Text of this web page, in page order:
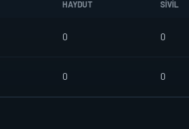
HAYDUT SIVIL
0 0
0 0